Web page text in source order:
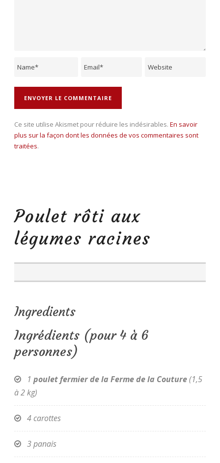
Ce site utilise Akismet pour réduire les indésirables. En savoir
plus sur la façon dont les données de vos commentaires sont
traitées.
Poulet rôti aux
légumes racines
Ingredients
Ingrédients (pour 4 à 6
personnes)
1 poulet fermier de la Ferme de la Couture(1,5
à 2 kg)
4 carottes
3 panais